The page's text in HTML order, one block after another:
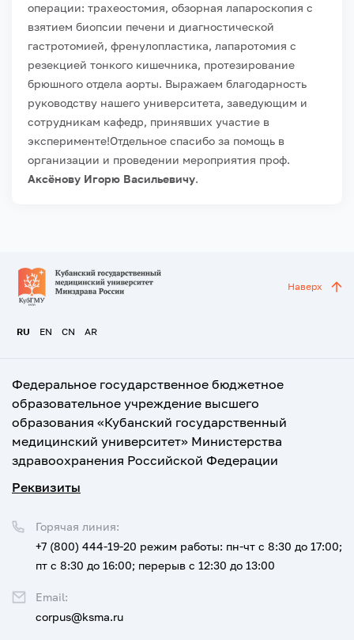
операции: трахеостомия, обзорная лапароскопия с
взятием биопсии печени и диагностической
гастротомией, френулопластика, лапаротомия с
резекцией тонкого кишечника, протезирование
брюшного отдела аорты. Выражаем благодарность
руководству нашего университета, заведующим и
сотрудникам кафедр, принявших участие в
эксперименте!Отдельное спасибо за помощь в
организации и проведении мероприятия проф.
Аксёнову Игорю Васильевичу.
RU EN CN AR
Наверх
Федеральное государственное бюджетное
образовательное учреждение высшего
образования «Кубанский государственный
медицинский университет» Министерства
здравоохранения Российской Федерации
Реквизиты
Горячая линия:
+7 (800) 444-19-20 режим работы: пн-чт с 8:30 до 17:00;
пт с 8:30 до 16:00; перерыв с 12:30 до 13:00
Email:
corpus@ksma.ru